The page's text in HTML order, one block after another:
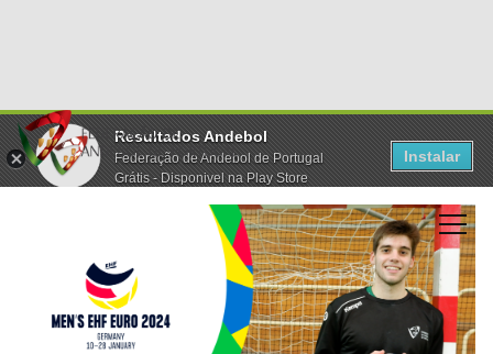
Resultados Andebol
Federação de Andebol de Portugal
Grátis - Disponivel na Play Store
Instalar